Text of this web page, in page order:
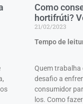
Como
hortifrúti?
21/02/2023
Tempo de
Quem trabalha
desafio a
consumidor
los. Como